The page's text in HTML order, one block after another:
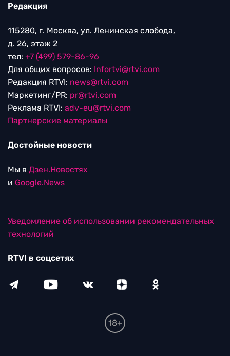
Редакция
115280, г. Москва, ул. Ленинская слобода,
д. 26, этаж 2
тел: +7 (499) 579-86-96
Для общих вопросов: Infortvi@rtvi.com
Редакция RTVI: news@rtvi.com
Маркетинг/PR: pr@rtvi.com
Реклама RTVI: adv-eu@rtvi.com
Партнерские материалы
Достойные новости
Мы в Дзен.Новостях
и Google.News
Уведомление об использовании рекомендательных
технологий
RTVI в соцсетях
18+